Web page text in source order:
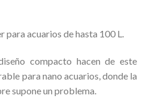
para acuarios de hasta 100 L.
compacto hacen de este
para nano acuarios, donde la
supone un problema.